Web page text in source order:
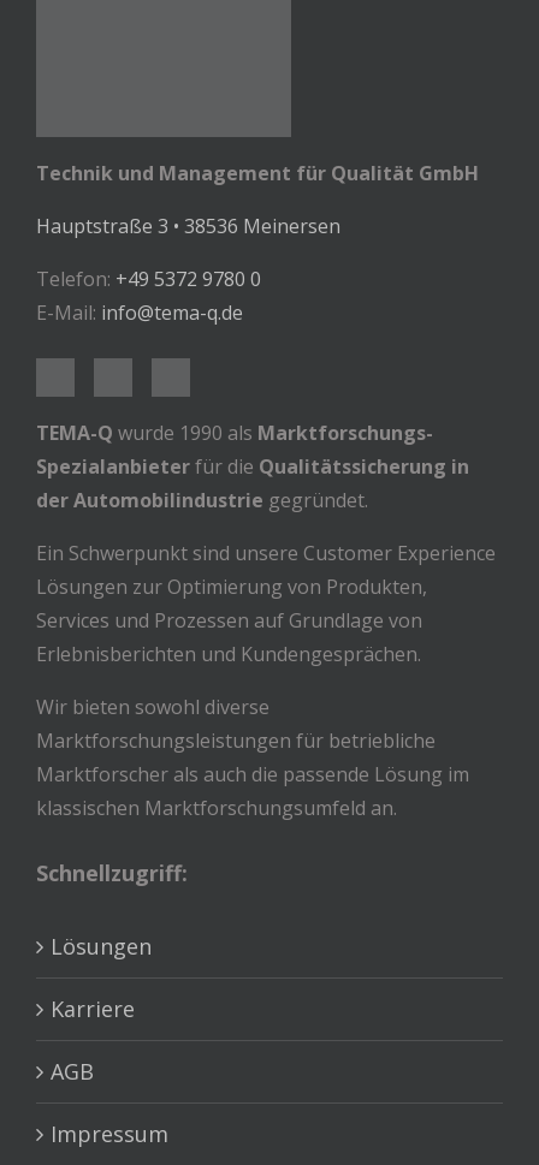
Technik und Management für Qualität GmbH
Hauptstraße 3 • 38536 Meinersen
Telefon: +49 5372 9780 0
E-Mail: info@tema-q.de
TEMA-Q wurde 1990 als Marktforschungs-
Spezialanbieterfür die Qualitätssicherung in
der Automobilindustrie gegründet.
Ein Schwerpunkt sind unsere Customer Experience
Lösungen zur Optimierung von Produkten,
Services und Prozessen auf Grundlage von
Erlebnisberichten und Kundengesprächen.
Wir bieten sowohl diverse
Marktforschungsleistungen für betriebliche
Marktforscher als auch die passende Lösung im
klassischen Marktforschungsumfeld an.
Schnellzugriff:
Lösungen
Karriere
AGB
Impressum